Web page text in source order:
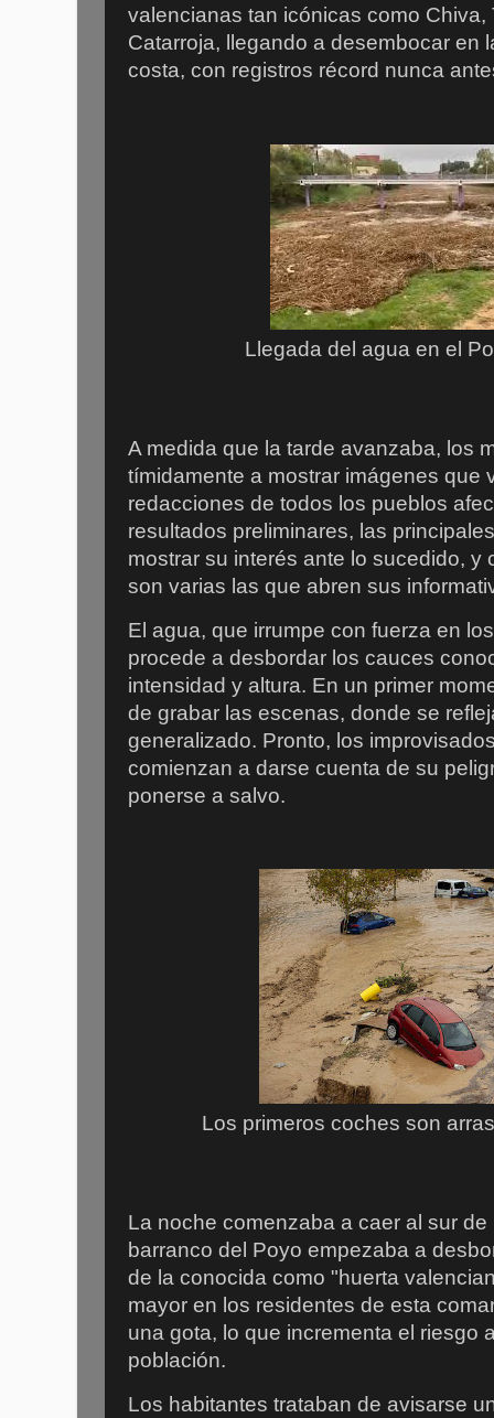
valencianas tan icónicas como Chiva,
Catarroja, llegando a desembocar en
costa, con registros récord nunca
Llegada del agua en el
A medida que la tarde avanzaba, los
tímidamente a mostrar imágenes que
redacciones de todos los pueblos
resultados preliminares, las
mostrar su interés ante lo sucedido, y
son varias las que abren sus
El agua, que irrumpe con fuerza en
procede a desbordar los cauces
intensidad y altura. En un primer
de grabar las escenas, donde se
generalizado. Pronto, los
comienzan a darse cuenta de su
ponerse a salvo.
Los primeros coches son
La noche comenzaba a caer al sur
barranco del Poyo empezaba a
de la conocida como "huerta
mayor en los residentes de esta
una gota, lo que incrementa el riesgo
población.
Los habitantes trataban de avisarse